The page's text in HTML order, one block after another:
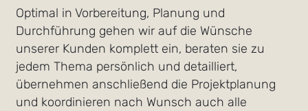
Optimal in Vorbereitung, Planung und
Durchführung gehen wir auf die Wünsche
unserer Kunden komplett ein, beraten sie zu
jedem Thema persönlich und detailliert,
übernehmen anschließend die Projektplanung
und koordinieren nach Wunsch auch alle